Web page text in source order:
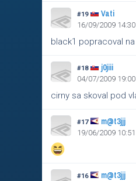
#19 Vati
16/09/2009 14:30
black1 popracoval
#18 j0jiii
04/07/2009 19:00
cirny sa skoval pod
#17 m@t3jjj
19/06/2009 10:51
#16 m@t3jjj